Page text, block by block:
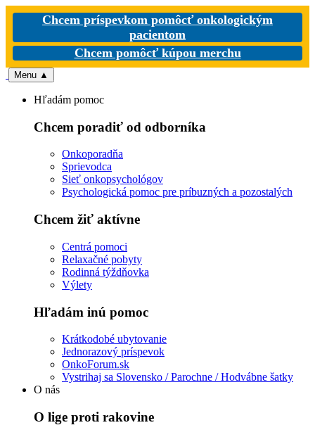
Chcem príspevkom pomôcť onkologickým
pacientom
Chcem pomôcť kúpou merchu
Menu ▲
Hľadám pomoc
Chcem poradiť od odborníka
Onkoporadňa
Sprievodca
Sieť onkopsychológov
Psychologická pomoc pre príbuzných a pozostalých
Chcem žiť aktívne
Centrá pomoci
Relaxačné pobyty
Rodinná týždňovka
Výlety
Hľadám inú pomoc
Krátkodobé ubytovanie
Jednorazový príspevok
OnkoForum.sk
Vystrihaj sa Slovensko / Parochne / Hodvábne šatky
O nás
O lige proti rakovine